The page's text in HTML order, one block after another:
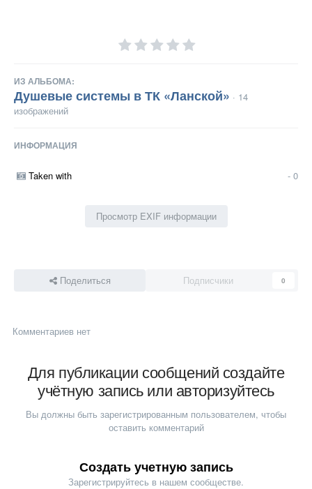
ИЗ АЛЬБОМА:
Душевые системы в ТК «Ланской» · 14
изображений
ИНФОРМАЦИЯ
Taken with - 0
Просмотр EXIF информации
Поделиться Подписчики 0
Комментариев нет
Для публикации сообщений создайте
учётную запись или авторизуйтесь
Вы должны быть зарегистрированным пользователем, чтобы
оставить комментарий
Создать учетную запись
Зарегистрируйтесь в нашем сообществе.